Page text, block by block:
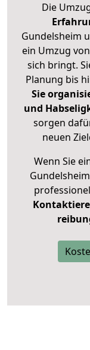
Die
Gundelsheim
ein Umzug
sich bringt.
Planung bis
Sie
und
sorgen
neuen
Wenn Sie